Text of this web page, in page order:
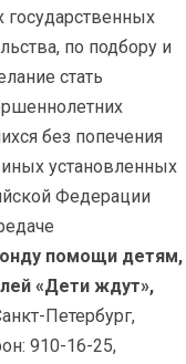
государственных
по подбору и
стать
без попечения
установленных
Федерации
помощи детям,
«Дети ждут»,
Петербург,
910-16-25,